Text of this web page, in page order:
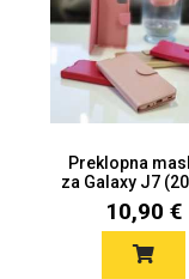
Preklopna
za Galaxy J7
Više b...
10,90 €
Doodles
Monogrami